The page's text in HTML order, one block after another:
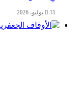
31 يوليو، 2026